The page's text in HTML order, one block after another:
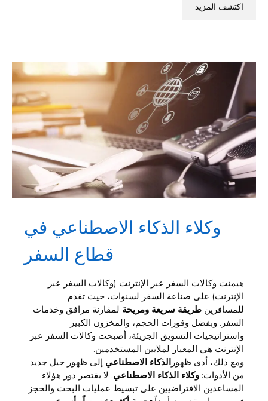
اكتشف المزيد
وكلاء الذكاء الاصطناعي في
قطاع السفر
هيمنت وكالات السفر عبر الإنترنت (وكالات السفر عبر
الإنترنت) على صناعة السفر لسنوات، حيث تقدم
للمسافرين طريقة سريعة ومريحة لمقارنة مرافق وخدمات
السفر. وبفضل وفورات الحجم، والمخزون الكبير
واستراتيجيات التسويق الجريئة، أصبحت وكالات السفر عبر
الإنترنت هي المعيار لملايين المستخدمين.
ومع ذلك، أدى ظهور الذكاء الاصطناعي إلى ظهور جيل جديد
من الأدوات: وكلاء الذكاء الاصطناعي. لا يقتصر دور هؤلاء
المساعدين الافتراضيين على تبسيط عمليات البحث والحجز